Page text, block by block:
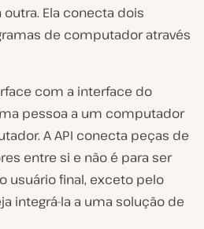
Ela conecta dois
de computador através
com a interface do
pessoa a um computador
A API conecta peças de
entre si e não é para ser
usuário final, exceto pelo
integrá-la a uma solução de